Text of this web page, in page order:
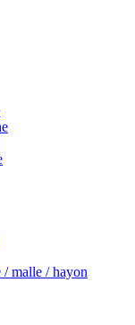
malle / hayon